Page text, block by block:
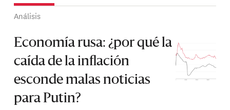
Análisis
Economía rusa: ¿por qué la
caída de la inflación
esconde malas noticias
para Putin?